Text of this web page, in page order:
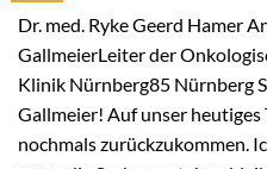
Dr. med. Ryke Geerd Hamer
GallmeierLeiter der
Klinik Nürnberg85 Nürnberg
Gallmeier! Auf unser
nochmals zurückzukommen.